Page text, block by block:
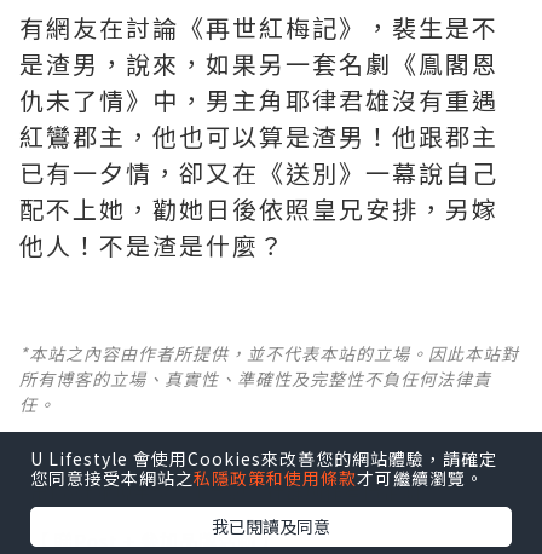
有網友在討論《再世紅梅記》，裴生是不
是渣男，說來，如果另一套名劇《鳯閣恩
仇未了情》中，男主角耶律君雄沒有重遇
紅鸞郡主，他也可以算是渣男！他跟郡主
已有一夕情，卻又在《送別》一幕說自己
配不上她，勸她日後依照皇兄安排，另嫁
他人！不是渣是什麼？ ​​​
*本站之內容由作者所提供，並不代表本站的立場。因此本站對
所有博客的立場、真實性、準確性及完整性不負任何法律責
任。
【 U Creator 招募 】
出Post賺現金獎賞 l登記《社群創作有價企劃》
【 睇Post + 參加品牌活動 】
U Lifestyle 會使用Cookies來改善您的網站體驗，請確定
您同意接受本網站之私隱政策和使用條款才可繼續瀏覽。
我已閱讀及同意